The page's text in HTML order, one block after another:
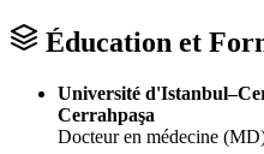
Éducation et
Université
Cerrahpaşa
Docteur en médecine